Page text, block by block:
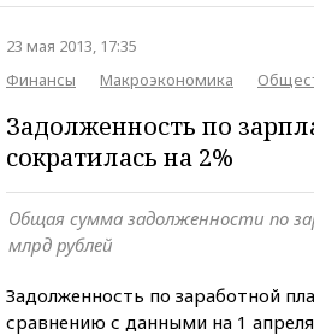
23 мая 2013, 17:35
Финансы
Макроэкономика
Задолженность по
сократилась на 2%
Общая сумма задолженности по
млрд рублей
Задолженность по заработной
сравнению с данными на 1